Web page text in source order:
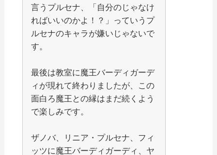
言うプルセナ、「自分のじゃなけ
ればいいのかよ！？」っていうプ
ルセナのキャラが嫌いじゃないで
す。
最後は教室に魔王バーディガーデ
ィが現れて終わりましたが、この
面白ろ魔王との縁はまだ続くよう
で楽しみです。
ザノバ、リニア・プルセナ、フィ
ッツに魔王バーディガーディ、ヤ